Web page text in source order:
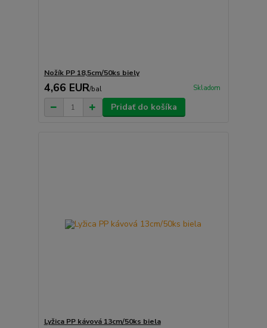
Nožík PP 18,5cm/50ks biely
4,66 EUR/bal Skladom
Pridať do košíka
Lyžica PP kávová 13cm/50ks biela